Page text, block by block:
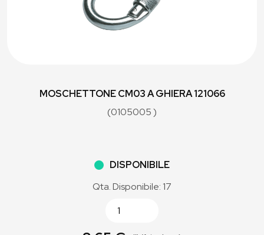
MOSCHETTONE CM03 A GHIERA 121066
(0105005 )
DISPONIBILE
Qta. Disponibile: 17